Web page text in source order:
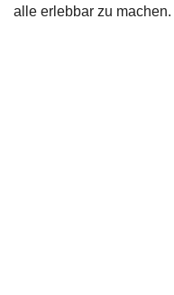
alle erlebbar zu machen.